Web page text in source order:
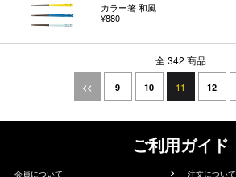
カラー箸 和風
¥880
全 342 商品
<< 9 10 11 12
ご利用ガイド
会員について 注文について